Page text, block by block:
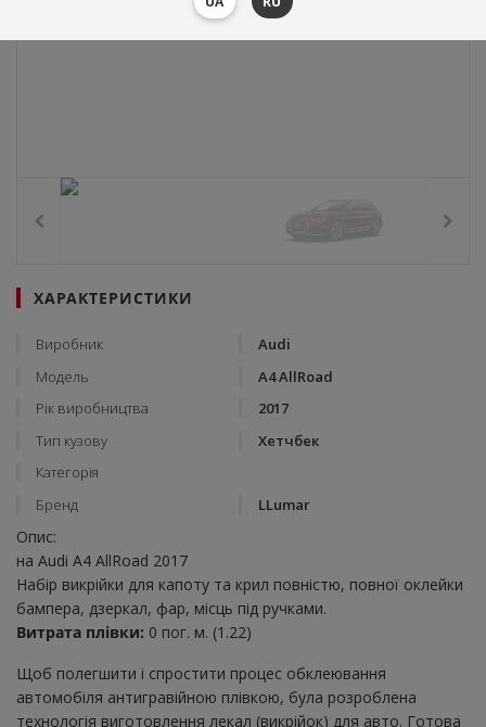
ХАРАКТЕРИСТИКИ
Виробник
Audi
Модель
A4 AllRoad
Рік виробництва
2017
Тип кузову
Хетчбек
Категорія
Бренд
LLumar
Опис:
на Audi A4 AllRoad 2017
Набір викрійки для капоту та крил повністю, повної оклейки
бампера, дзеркал, фар, місць під ручками.
Витрата плівки: 0 пог. м. (1.22)
Щоб полегшити і спростити процес обклеювання
автомобіля антигравійною плівкою, була розроблена
технологія виготовлення лекал (викрійок) для авто. Готова